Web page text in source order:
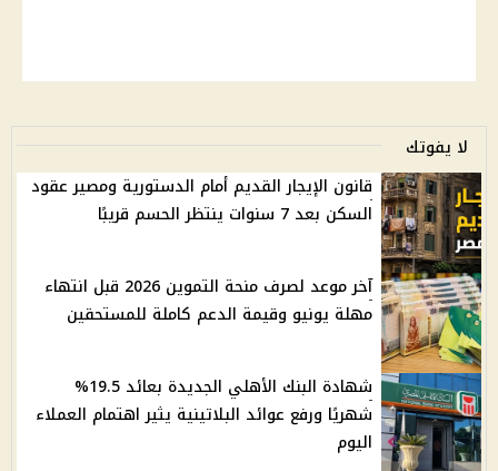
لا يفوتك
قانون الإيجار القديم أمام الدستورية ومصير عقود
السكن بعد 7 سنوات ينتظر الحسم قريبًا
آخر موعد لصرف منحة التموين 2026 قبل انتهاء
مهلة يونيو وقيمة الدعم كاملة للمستحقين
شهادة البنك الأهلي الجديدة بعائد 19.5%
شهريًا ورفع عوائد البلاتينية يثير اهتمام العملاء
اليوم